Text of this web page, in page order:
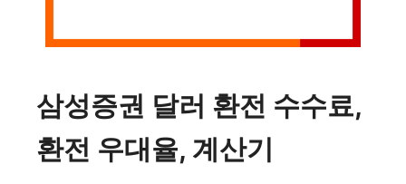
삼성증권 달러 환전 수수료,
환전 우대율, 계산기